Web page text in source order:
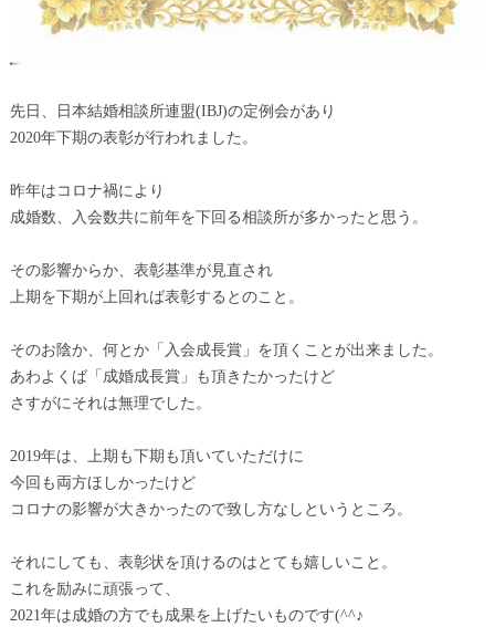
先日、日本結婚相談所連盟(IBJ)の定例会があり
2020年下期の表彰が行われました。
昨年はコロナ禍により
成婚数、入会数共に前年を下回る相談所が多かったと思う。
その影響からか、表彰基準が見直され
上期を下期が上回れば表彰するとのこと。
そのお陰か、何とか「入会成長賞」を頂くことが出来ました。
あわよくば「成婚成長賞」も頂きたかったけど
さすがにそれは無理でした。
2019年は、上期も下期も頂いていただけに
今回も両方ほしかったけど
コロナの影響が大きかったので致し方なしというところ。
それにしても、表彰状を頂けるのはとても嬉しいこと。
これを励みに頑張って、
2021年は成婚の方でも成果を上げたいものです(^^♪